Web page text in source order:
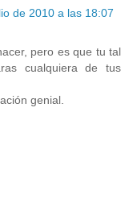
de 2010 a las 18:07
pero es que tu tal
cualquiera de tus
genial.